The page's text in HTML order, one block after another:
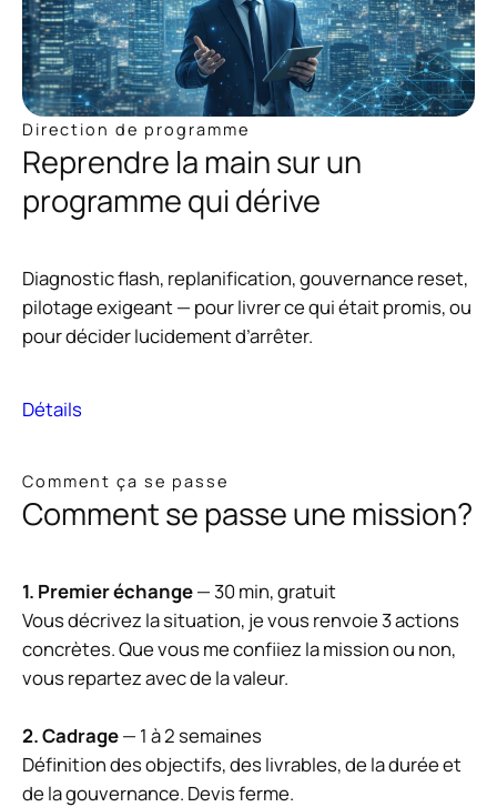
Direction de programme
Reprendre la main sur un
programme qui dérive
Diagnostic flash, replanification, gouvernance reset,
pilotage exigeant — pour livrer ce qui était promis, ou
pour décider lucidement d’arrêter.
Détails
Comment ça se passe
Comment se passe une mission?
1. Premier échange— 30 min, gratuit
Vous décrivez la situation, je vous renvoie 3 actions
concrètes. Que vous me confiiez la mission ou non,
vous repartez avec de la valeur.
2. Cadrage— 1 à 2 semaines
Définition des objectifs, des livrables, de la durée et
de la gouvernance. Devis ferme.